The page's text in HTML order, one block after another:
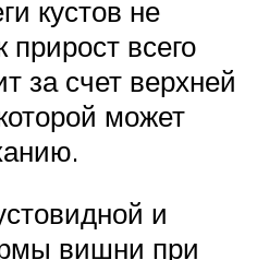
кустов не
прирост всего
за счет верхней
может
и
вишни при